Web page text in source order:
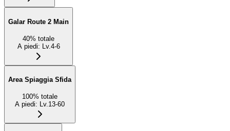
Galar Route 2 Main
40% totale
A piedi: Lv.4-6
Area Spiaggia Sfida
100% totale
A piedi: Lv.13-60